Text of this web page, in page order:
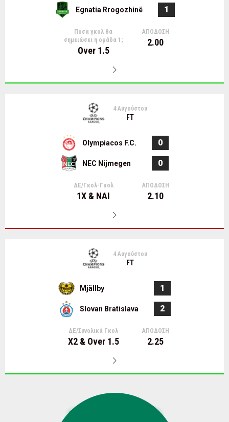
Egnatia Rrogozhinë 1
Πόσα γκολ θα
σημειώσει η ομάδα 1;
Over 1.5
ΑΠΟΔΟΣΗ
2.00
4 Αυγούστου
FT
Olympiacos F.C.
NEC Nijmegen
0
0
ΔΕ/Γκολ-Γκολ
1Χ & ΝΑΙ
ΑΠΟΔΟΣΗ
2.10
4 Αυγούστου
FT
Mjällby
Slovan Bratislava
1
2
ΔΕ/Συνολικά Γκολ
X2 & Over 1.5
ΑΠΟΔΟΣΗ
2.25